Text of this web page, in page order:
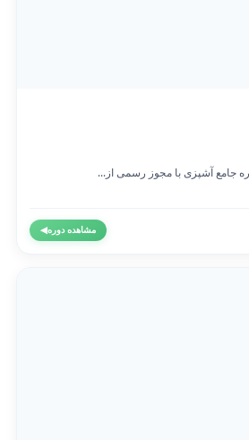
آشپزی با مجوز رسمی از...
مشاهده دوره◀